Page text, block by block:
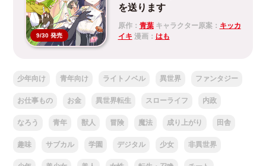
9/30 発売
を送ります
原作： 青葉キャラクター原案： キッカ
イキ 漫画： はも
少年向け 青年向け ライトノベル 異世界 ファンタジー
お仕事もの お金 異世界転生 スローライフ 内政
なろう 青年 獣人 冒険 魔法 成り上がり 田舎
趣味 サブカル 学園 デジタル 少女 非異世界